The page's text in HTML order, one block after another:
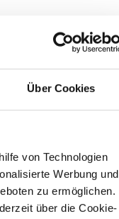
Über Cookies
von Technologien
Werbung und
zu ermöglichen.
über die Cookie-